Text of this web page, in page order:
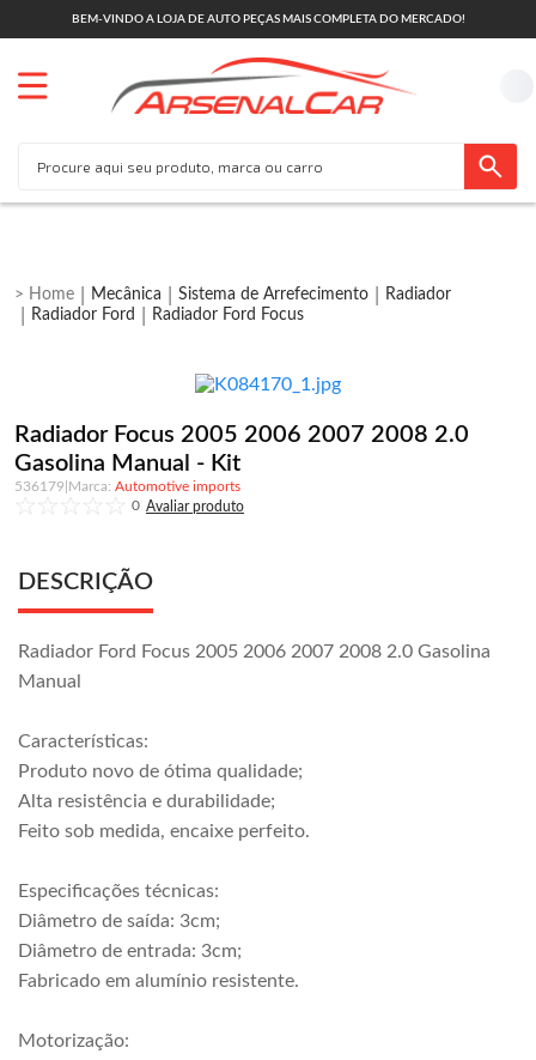
BEM-VINDO A LOJA DE AUTO PEÇAS MAIS COMPLETA DO MERCADO!
Mecânica Sistema de Arrefecimento
Radiador
Radiador Ford
Radiador Ford Focus
Radiador Focus 2005 2006 2007 2008 2.0
Gasolina Manual - Kit
536179
Automotive imports
0
DESCRIÇÃO
Radiador Ford Focus 2005 2006 2007 2008 2.0 Gasolina
Manual
Características:
Produto novo de ótima qualidade;
Alta resistência e durabilidade;
Feito sob medida, encaixe perfeito.
Especificações técnicas:
Diâmetro de saída: 3cm;
Diâmetro de entrada: 3cm;
Fabricado em alumínio resistente.
Motorização: